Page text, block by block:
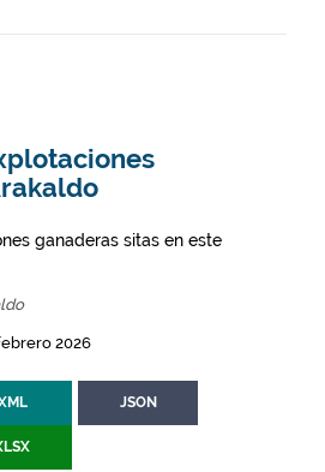
ganaderas sitas en este
2026
JSON